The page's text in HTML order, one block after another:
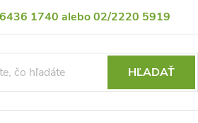
1740 alebo 02/2220 5919
Podmienky ochrany osobných údajov
HĽADAŤ